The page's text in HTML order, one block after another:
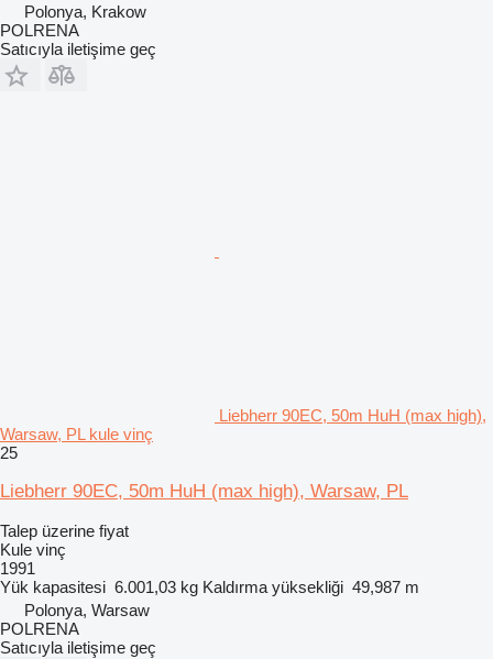
Polonya, Krakow
POLRENA
Satıcıyla iletişime geç
Liebherr 90EC, 50m HuH (max high),
Warsaw, PL kule vinç
25
Liebherr 90EC, 50m HuH (max high), Warsaw, PL
Talep üzerine fiyat
Kule vinç
1991
Yük kapasitesi 6.001,03 kg Kaldırma yüksekliği 49,987 m
Polonya, Warsaw
POLRENA
Satıcıyla iletişime geç